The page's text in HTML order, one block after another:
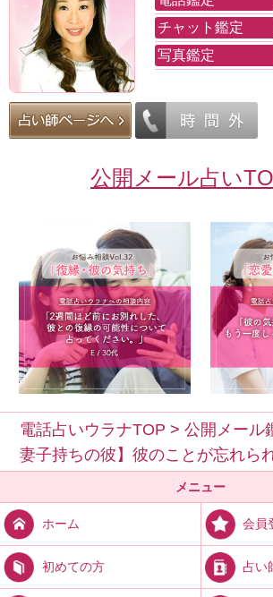
チャット鑑定
写真鑑定
公開メール占い
電話占いウラナTOP >公開メール
妻子持ちの彼】彼のことが忘れら
メニュー
ホーム 会員
初めての方 占い